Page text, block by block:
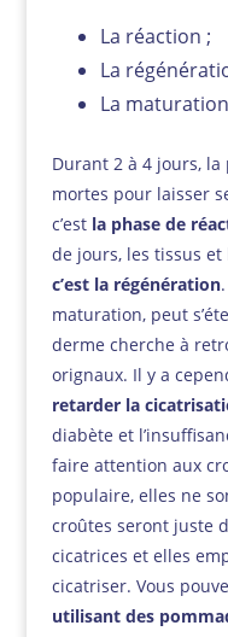
La réaction ;
La
La
Durant 2 à 4 jours,
mortes pour laisser
c’estla phase de
de jours, les tissus et
c’est la régénération
maturation, peut
derme cherche à
orignaux. Il y a
retarder la
diabète et
faire attention aux
populaire, elles ne
croûtes seront juste
cicatrices et elles
cicatriser. Vous
utilisant des